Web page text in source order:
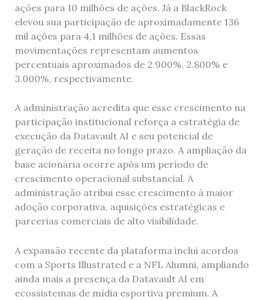
ações para 10 milhões de ações. Já a BlackRock
elevou sua participação de aproximadamente 136
mil ações para 4,1 milhões de ações. Essas
movimentações representam aumentos
percentuais aproximados de 2.900%, 2.800% e
3.000%, respectivamente.
A administração acredita que esse crescimento na
participação institucional reforça a estratégia de
execução da Datavault AI e seu potencial de
geração de receita no longo prazo. A ampliação da
base acionária ocorre após um período de
crescimento operacional substancial. A
administração atribui esse crescimento à maior
adoção corporativa, aquisições estratégicas e
parcerias comerciais de alto visibilidade.
A expansão recente da plataforma inclui acordos
com a Sports Illustrated e a NFL Alumni, ampliando
ainda mais a presença da Datavault AI em
ecossistemas de mídia esportiva premium. A